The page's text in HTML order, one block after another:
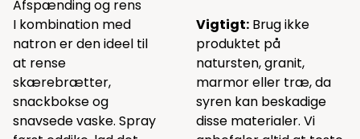
Afspænding og rens
I kombination med
natron er den ideel til
at rense
skærebrætter,
snackbokse og
snavsede vaske. Spray
Vigtigt: Brug ikke
produktet på
natursten, granit,
marmor eller træ, da
syren kan beskadige
disse materialer. Vi